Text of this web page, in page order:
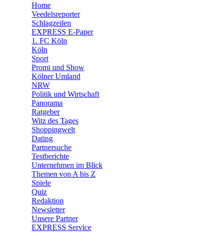
🛒 Shoppingwelt
Home
Veedelsreporter
Schlagzeilen
EXPRESS E-Paper
1. FC Köln
Köln
Sport
Promi und Show
Kölner Umland
NRW
Politik und Wirtschaft
Panorama
Ratgeber
Witz des Tages
Shoppingwelt
Dating
Partnersuche
Testberichte
Unternehmen im Blick
Themen von A bis Z
Spiele
Quiz
Redaktion
Newsletter
Unsere Partner
EXPRESS Service